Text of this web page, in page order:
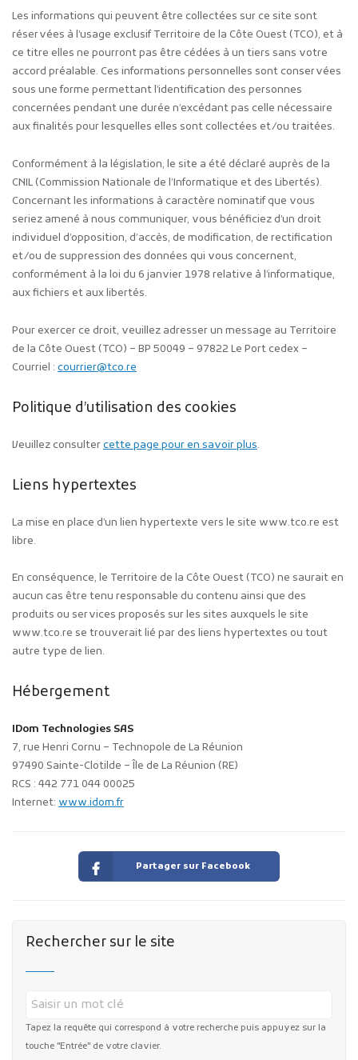
Les informations qui peuvent être collectées sur ce site sont
réservées à l’usage exclusif Territoire de la Côte Ouest (TCO), et à
ce titre elles ne pourront pas être cédées à un tiers sans votre
accord préalable. Ces informations personnelles sont conservées
sous une forme permettant l’identification des personnes
concernées pendant une durée n’excédant pas celle nécessaire
aux finalités pour lesquelles elles sont collectées et/ou traitées.
Conformément à la législation, le site a été déclaré auprès de la
CNIL (Commission Nationale de l’Informatique et des Libertés).
Concernant les informations à caractère nominatif que vous
seriez amené à nous communiquer, vous bénéficiez d’un droit
individuel d’opposition, d’accès, de modification, de rectification
et/ou de suppression des données qui vous concernent,
conformément à la loi du 6 janvier 1978 relative à l’informatique,
aux fichiers et aux libertés.
Pour exercer ce droit, veuillez adresser un message au Territoire
de la Côte Ouest (TCO) – BP 50049 – 97822 Le Port cedex –
Courriel : courrier@tco.re
Politique d’utilisation des cookies
Veuillez consultercette page pour en savoir plus.
Liens hypertextes
La mise en place d’un lien hypertexte vers le site www.tco.re est
libre.
En conséquence, le Territoire de la Côte Ouest (TCO) ne saurait en
aucun cas être tenu responsable du contenu ainsi que des
produits ou services proposés sur les sites auxquels le site
www.tco.re se trouverait lié par des liens hypertextes ou tout
autre type de lien.
Hébergement
IDom Technologies SAS
7, rue Henri Cornu – Technopole de La Réunion
97490 Sainte-Clotilde – Île de La Réunion (RE)
RCS : 442 771 044 00025
Internet: www.idom.fr
Partager sur Facebook
Rechercher sur le site
Tapez la requête qui correspond à votre recherche puis appuyez sur la
touche "Entrée" de votre clavier.